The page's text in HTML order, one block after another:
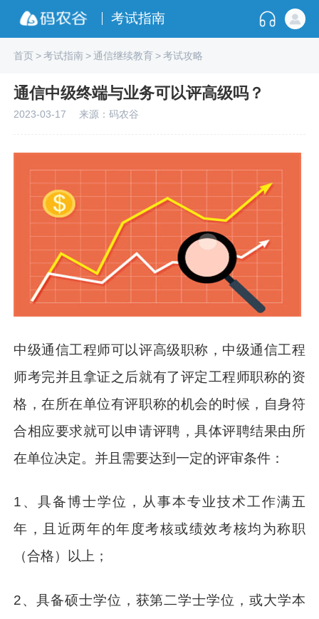
考试指南
首页>考试指南>通信继续教育>考试攻略
通信中级终端与业务可以评高级吗？
2023-03-17 来源：码农谷
中级通信工程师可以评高级职称，中级通信工程
师考完并且拿证之后就有了评定工程师职称的资
格，在所在单位有评职称的机会的时候，自身符
合相应要求就可以申请评聘，具体评聘结果由所
在单位决定。并且需要达到一定的评审条件：
1、具备博士学位，从事本专业技术工作满五
年，且近两年的年度考核或绩效考核均为称职
（合格）以上；
2、具备硕士学位，获第二学士学位，或大学本